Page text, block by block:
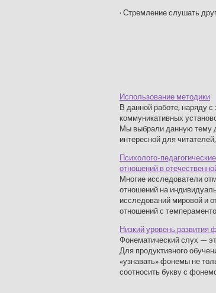
· Стремление слушать
Использование методики
В данной работе, наряду
коммуникативных
Мы выбрали данную тему
интересной для
Психолого-
отношений в
Многие исследователи
отношений на
исследований мировой и
отношений с
Низкий уровень развития
Фонематический слух —
Для продуктивного
«узнавать» фонемы не
соотносить букву с